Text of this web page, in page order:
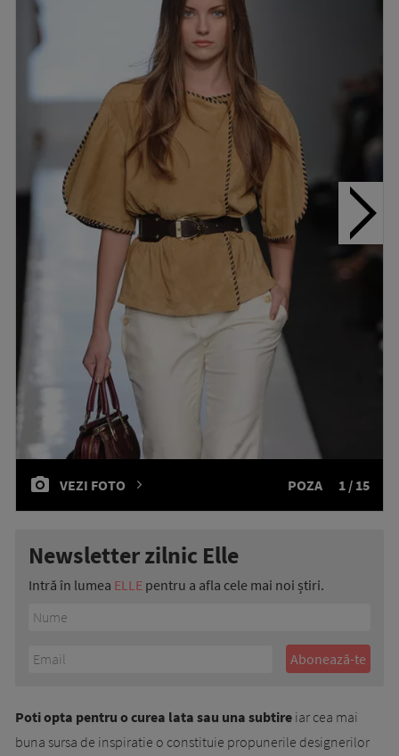
VEZI FOTO POZA 1 / 15
Newsletter zilnic Elle
Intră în lumea ELLE pentru a afla cele mai noi știri.
Poti opta pentru o curea lata sau una subtire iar cea mai
buna sursa de inspiratie o constituie propunerile designerilor